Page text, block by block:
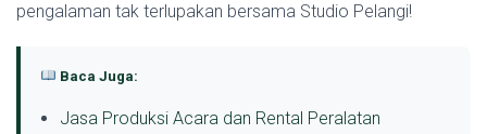
pengalaman tak terlupakan bersama Studio Pelangi!
Baca Juga:
Jasa Produksi Acara dan Rental Peralatan